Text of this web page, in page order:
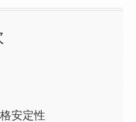
安定性